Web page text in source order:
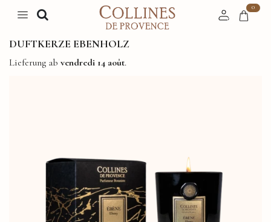
0
DUFTKERZE EBENHOLZ
Lieferung ab vendredi 14 août.